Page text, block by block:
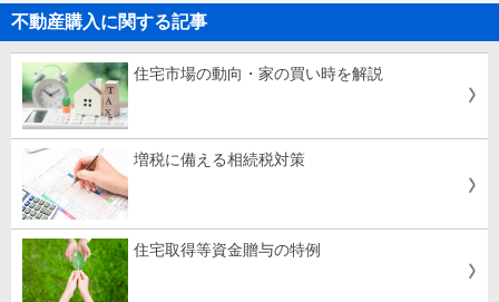
不動産購入に関する記事
住宅市場の動向・家の買い時を解説
増税に備える相続税対策
住宅取得等資金贈与の特例